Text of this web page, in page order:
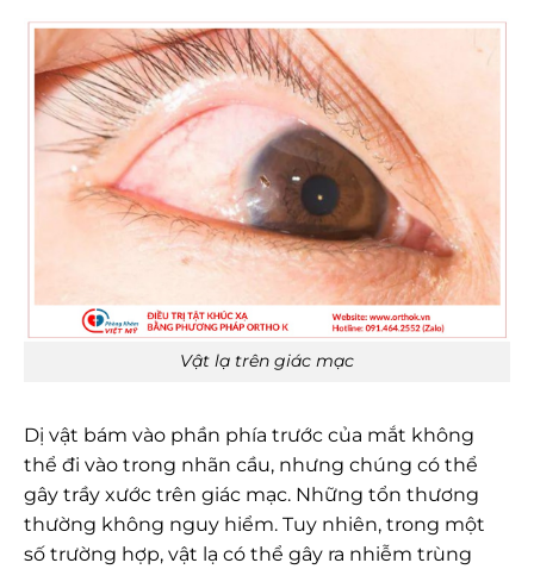
Vật lạ trên giác mạc
Dị vật bám vào phần phía trước của mắt không
thể đi vào trong nhãn cầu, nhưng chúng có thể
gây trầy xước trên giác mạc. Những tổn thương
thường không nguy hiểm. Tuy nhiên, trong một
số trường hợp, vật lạ có thể gây ra nhiễm trùng